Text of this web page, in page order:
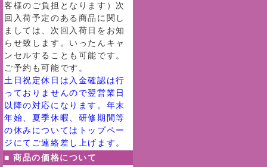
客様のご負担となります）次
回入荷予定のある商品に関し
ましては、次回入荷日をお知
らせ致します。いったんキャ
ンセルすることも可能です。
ご予約も可能です。
土日祝定休日は入金確認は行
っておりませんので翌営業日
以降の対応になります。年末
年始、夏季休暇、研修期間等
の休みについてはトップペー
ジにてご連絡差し上げます。
■ 商品の価格について